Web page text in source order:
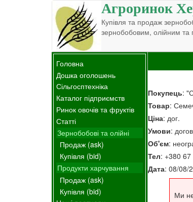
Агроринок
Купівля та продаж
зернобобовим, олійним та
Головна
Дошка оголошень
Сільгосптехніка
Каталог підприємств
Ринок овочів та фруктів
Статті
Зернобобові та олійні
Продаж (ask)
Купівля (bid)
Продукти харчування
Продаж (ask)
Купівля (bid)
Покупець:
Товар:
Ціна: дог.
Умови:
Об'єм:
Тел: +380
Дата: 08/08/
Ми